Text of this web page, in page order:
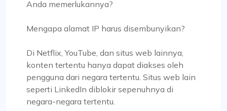
Anda memerlukannya?
Mengapa alamat IP harus disembunyikan?
Di Netflix, YouTube, dan situs web lainnya,
konten tertentu hanya dapat diakses oleh
pengguna dari negara tertentu. Situs web lain
seperti LinkedIn diblokir sepenuhnya di
negara-negara tertentu.